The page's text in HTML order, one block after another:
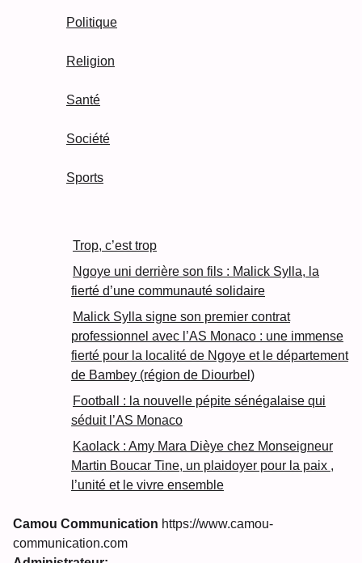
Politique
Religion
Santé
Société
Sports
Trop, c’est trop
Ngoye uni derrière son fils : Malick Sylla, la
fierté d’une communauté solidaire
Malick Sylla signe son premier contrat
professionnel avec l’AS Monaco : une immense
fierté pour la localité de Ngoye et le département
de Bambey (région de Diourbel)
Football : la nouvelle pépite sénégalaise qui
séduit l’AS Monaco
Kaolack : Amy Mara Dièye chez Monseigneur
Martin Boucar Tine, un plaidoyer pour la paix ,
l’unité et le vivre ensemble
Camou Communication https://www.camou-
communication.com